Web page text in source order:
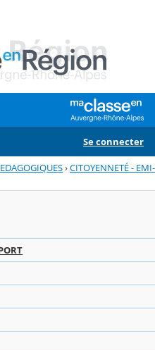
Se connecter
›CITOYENNETÉ - EMI-